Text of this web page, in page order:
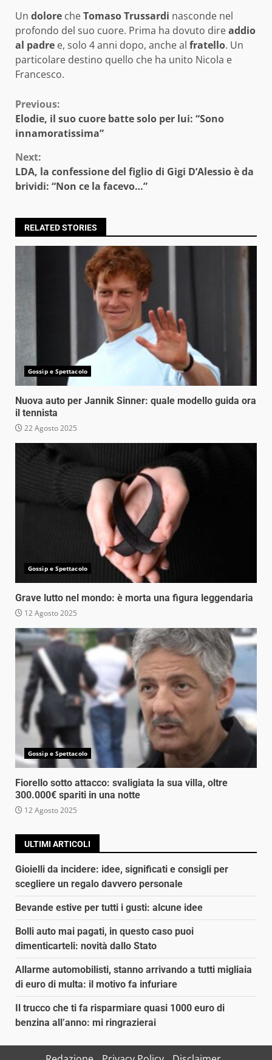
Un dolore cheTomaso Trussardi nasconde nel
profondo del suo cuore. Prima ha dovuto direaddio
al padre e, solo 4 anni dopo, anche al fratello. Un
particolare destino quello che ha unito Nicola e
Francesco.
Continue
Reading
Previous:
Elodie, il suo cuore batte solo per lui: “Sono
innamoratissima”
Next:
LDA, la confessione del figlio di Gigi D’Alessio è da
brividi: “Non ce la facevo…”
RELATED STORIES
Gossip e Spettacolo
Nuova auto per Jannik Sinner: quale modello guida ora
il tennista
22 Agosto 2025
Gossip e Spettacolo
Grave lutto nel mondo: è morta una figura leggendaria
12 Agosto 2025
Gossip e Spettacolo
Fiorello sotto attacco: svaligiata la sua villa, oltre
300.000€ spariti in una notte
12 Agosto 2025
ULTIMI ARTICOLI
Gioielli da incidere: idee, significati e consigli per
scegliere un regalo davvero personale
Bevande estive per tutti i gusti: alcune idee
Bolli auto mai pagati, in questo caso puoi
dimenticarteli: novità dallo Stato
Allarme automobilisti, stanno arrivando a tutti migliaia
di euro di multa: il motivo fa infuriare
Il trucco che ti fa risparmiare quasi 1000 euro di
benzina all’anno: mi ringrazierai